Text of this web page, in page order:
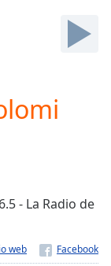
- La Radio de
web